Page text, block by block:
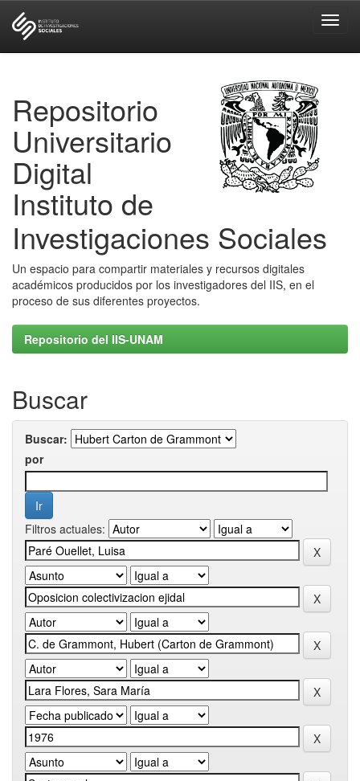
Repositorio
Universitario
Digital
Instituto de
Investigaciones Sociales
Un espacio para compartir materiales y recursos digitales
académicos producidos por los investigadores del IIS, en el
proceso de sus diferentes proyectos.
Repositorio del IIS-UNAM
Buscar
Buscar:
por
Filtros actuales: